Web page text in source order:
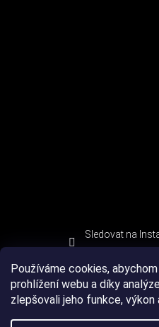
Používáme cookies,
prohlížení webu a díky
zlepšovali jeho funkce,
Sledovat na